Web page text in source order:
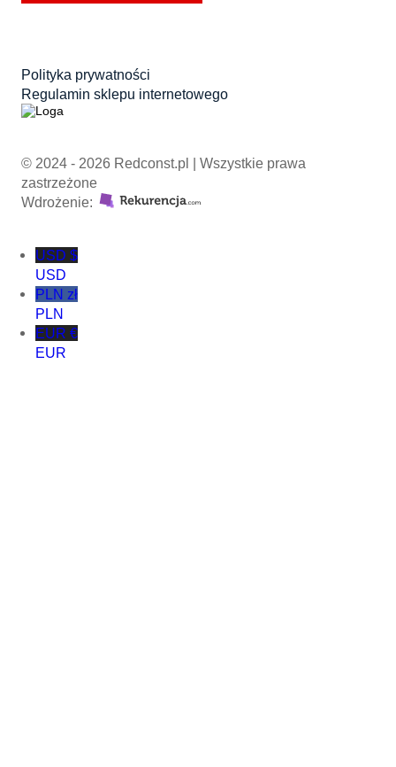
Polityka prywatności
Regulamin sklepu internetowego
© 2024 - 2026 Redconst.pl | Wszystkie prawa
zastrzeżone
Wdrożenie:
USD $
USD
PLN zł
PLN
EUR €
EUR